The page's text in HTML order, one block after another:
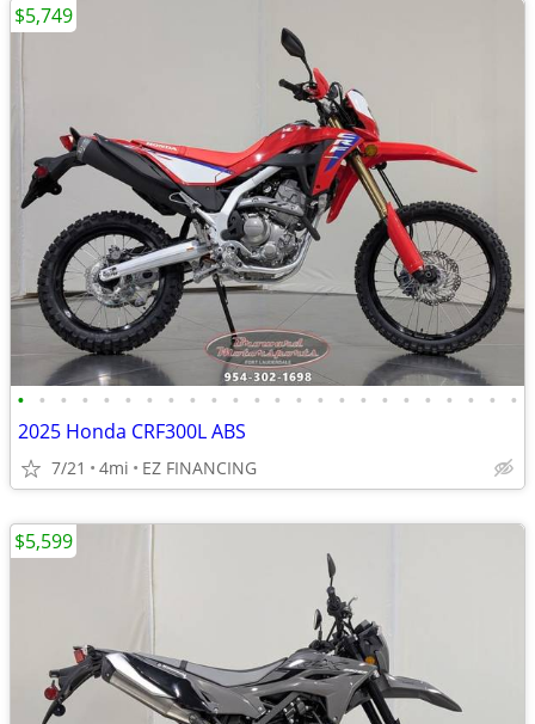
• • • • • • • • • • • • • • • • • • • • • • • •
2025 Honda CRF300L ABS
7/21 4mi EZ FINANCING
$5,749
$5,599